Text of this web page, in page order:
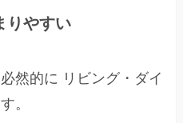
りやすい
然的に リビング・ダイ
。